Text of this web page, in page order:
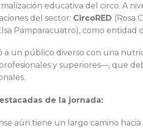
educativa del circo. A
del sector: CircoRED (Rosa
Pamparacuatro), como entidad
a un público diverso con una
y superiores—, que
de la jornada:
aún tiene un largo camino